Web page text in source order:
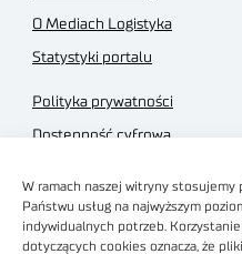
W ramach naszej witryny stosujemy
Państwu usług na najwyższym
indywidualnych potrzeb.
dotyczących cookies oznacza, że
O Mediach Logistyka
Statystyki portalu
Polityka prywatności
Dostępność cyfrowa
Regulamin sklepu